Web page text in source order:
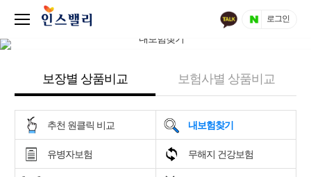
로그인
보장별 상품비교 보험사별 상품비교
추천 원클릭 비교 내보험찾기
유병자보험 무해지 건강보험